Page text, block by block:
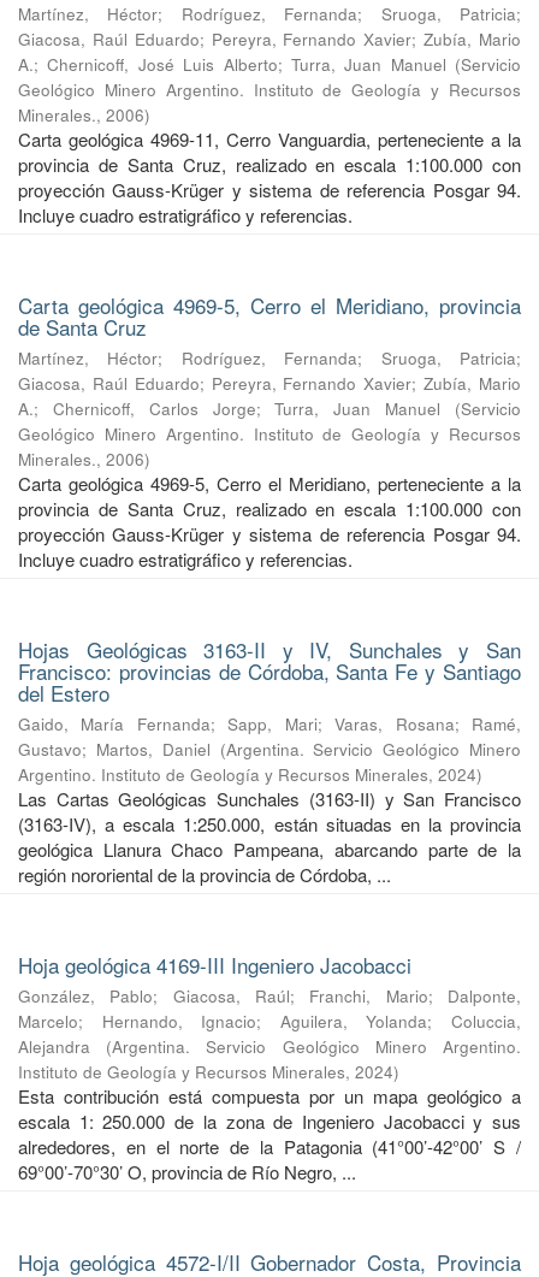
Martínez, Héctor; Rodríguez, Fernanda; Sruoga, Patricia;
Giacosa, Raúl Eduardo; Pereyra, Fernando Xavier;Zubía, Mario
A.;Chernicoff, José Luis Alberto; Turra, Juan Manuel (Servicio
Geológico Minero Argentino. Instituto de Geología y Recursos
Minerales., 2006)
Carta geológica 4969-11, Cerro Vanguardia, perteneciente a la
provincia de Santa Cruz, realizado en escala 1:100.000 con
proyección Gauss-Krüger y sistema de referencia Posgar 94.
Incluye cuadro estratigráfico y referencias.
Carta geológica 4969-5, Cerro el Meridiano, provincia
de Santa Cruz
Martínez, Héctor; Rodríguez, Fernanda; Sruoga, Patricia;
Giacosa, Raúl Eduardo; Pereyra, Fernando Xavier;Zubía, Mario
A.; Chernicoff, Carlos Jorge;Turra, Juan Manuel (Servicio
Geológico Minero Argentino. Instituto de Geología y Recursos
Minerales., 2006)
Carta geológica 4969-5, Cerro el Meridiano, perteneciente a la
provincia de Santa Cruz, realizado en escala 1:100.000 con
proyección Gauss-Krüger y sistema de referencia Posgar 94.
Incluye cuadro estratigráfico y referencias.
Hojas Geológicas 3163-II y IV, Sunchales y San
Francisco: provincias de Córdoba, Santa Fe y Santiago
del Estero
Gaido, María Fernanda;Sapp, Mari;Varas, Rosana; Ramé,
Gustavo; Martos, Daniel (Argentina. Servicio Geológico Minero
Argentino. Instituto de Geología y Recursos Minerales, 2024)
Las Cartas Geológicas Sunchales (3163-II) y San Francisco
(3163-IV), a escala 1:250.000, están situadas en la provincia
geológica Llanura Chaco Pampeana, abarcando parte de la
región nororiental de la provincia de Córdoba, ...
Hoja geológica 4169-III Ingeniero Jacobacci
González, Pablo; Giacosa, Raúl; Franchi, Mario; Dalponte,
Marcelo; Hernando, Ignacio; Aguilera, Yolanda;Coluccia,
Alejandra
(Argentina. Servicio Geológico Minero Argentino.
Instituto de Geología y Recursos Minerales, 2024)
Esta contribución está compuesta por un mapa geológico a
escala 1: 250.000 de la zona de Ingeniero Jacobacci y sus
alrededores, en el norte de la Patagonia (41°00’-42°00’ S /
69°00’-70°30’ O, provincia de Río Negro, ...
Hoja geológica 4572-I/II Gobernador Costa, Provincia